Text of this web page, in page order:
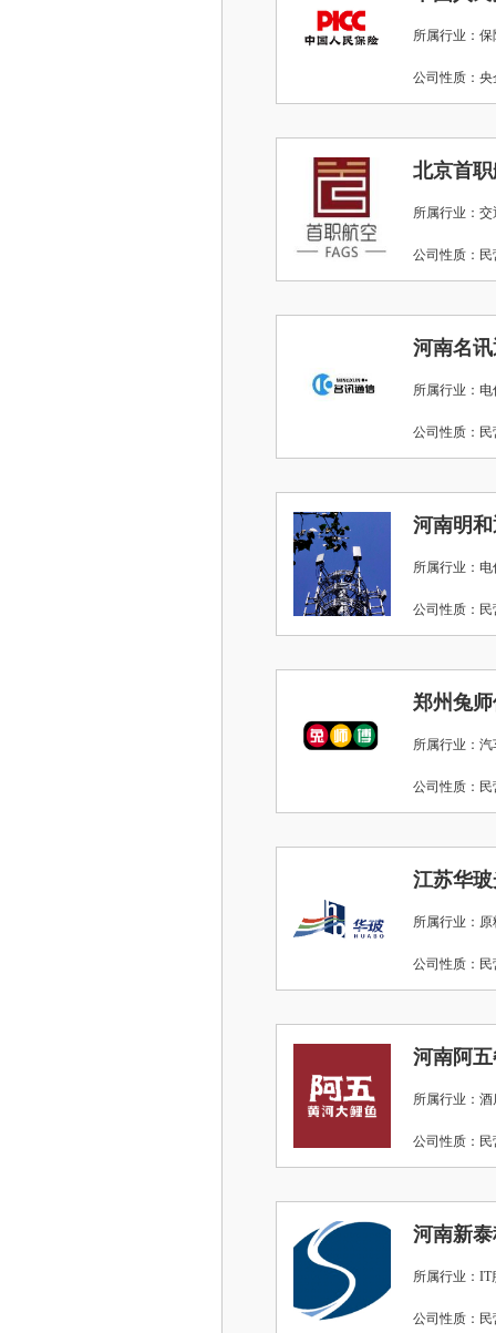
所属行业：保
公司性质
北京首
所属行业：
公司性质
河南名
所属行业：
公司性质
河南明
所属行业：
公司性质
郑州兔
所属行业：
公司性质
江苏华
所属行业：
公司性质
河南阿
所属行业：酒
公司性质
河南新
所属行业：IT
公司性质